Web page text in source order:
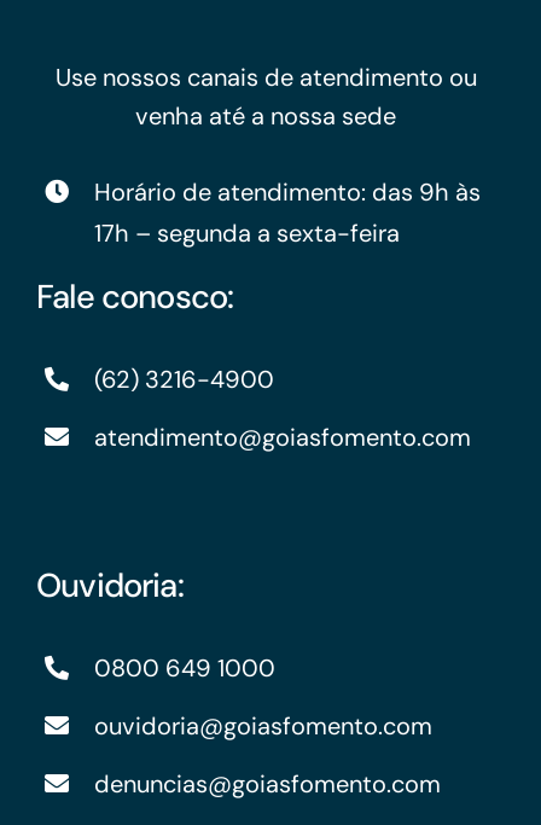
Use nossos canais de atendimento ou
venha até a nossa sede
Horário de atendimento: das 9h às
17h – segunda a sexta-feira
Fale conosco:
(62) 3216-4900
atendimento@goiasfomento.com
Ouvidoria:
0800 649 1000
ouvidoria@goiasfomento.com
denuncias@goiasfomento.com